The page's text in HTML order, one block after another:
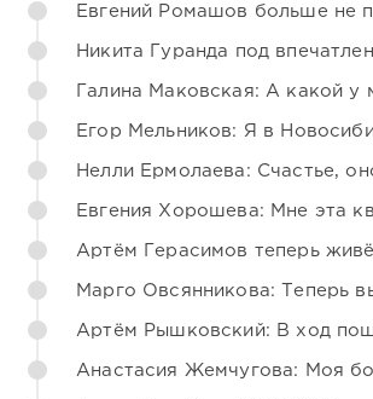
Евгений Ромашов больше не
Никита Гуранда под
Галина Маковская: А какой у
Егор Мельников: Я в
Нелли Ермолаева: Счастье,
Евгения Хорошева: Мне эта
Артём Герасимов теперь
Марго Овсянникова: Теперь
Артём Рышковский: В ход
Анастасия Жемчугова: Моя